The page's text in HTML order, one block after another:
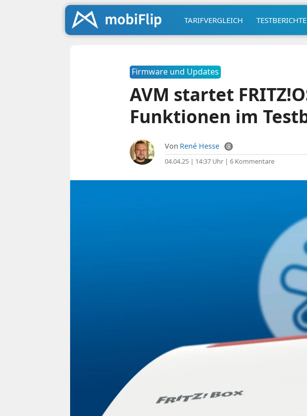
TARIFVERGLEICH TESTBERICHTE
Firmware und Updates
AVM startet
Funktionen im
Von René Hesse
04.04.25 | 14:37 Uhr| 6 Kommentare